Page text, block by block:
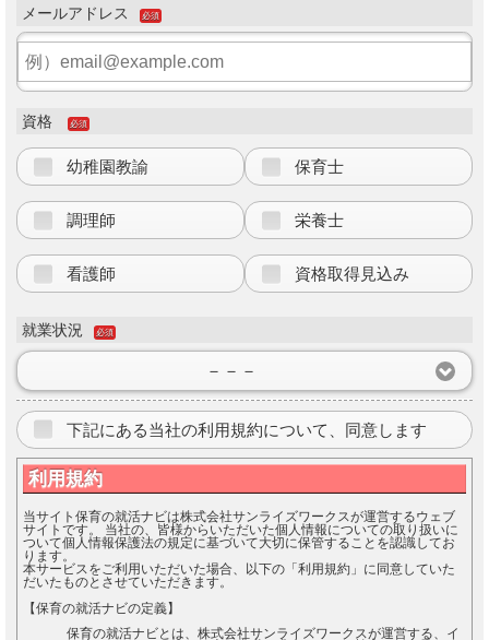
メールアドレス 必須
資格 必須
幼稚園教諭 保育士
調理師 栄養士
看護師 資格取得見込み
就業状況 必須
－－－
下記にある当社の利用規約について、同意します
利用規約
当サイト保育の就活ナビは株式会社サンライズワークスが運営するウェブ
サイトです。 当社の、皆様からいただいた個人情報についての取り扱いに
ついて個人情報保護法の規定に基づいて大切に保管することを認識してお
ります。
本サービスをご利用いただいた場合、以下の「利用規約」に同意していた
だいたものとさせていただきます。
【保育の就活ナビの定義】
保育の就活ナビとは、株式会社サンライズワークスが運営する、イ